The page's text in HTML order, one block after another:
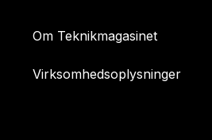
Om Teknikmagasinet
Virksomhedsoplysninger